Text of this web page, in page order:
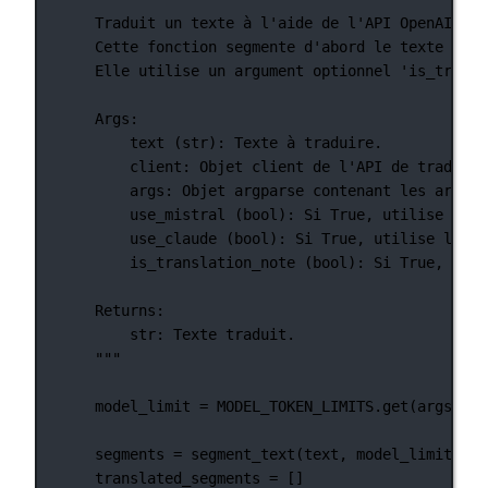
Traduit un texte à l'aide de l'API OpenAI,
Cette fonction segmente d'abord le texte
Elle utilise un argument optionnel
Args:
text (str): Texte à traduire.
client: Objet client de l'API de
args: Objet argparse contenant les
use_mistral (bool): Si True, utilise
use_claude (bool): Si True, utilise
is_translation_note (bool): Si True, le
Returns:
str: Texte traduit.
"""
model_limit = MODEL_TOKEN_LIMITS
segments = segment_text(text, model_limit)
translated_segments = []